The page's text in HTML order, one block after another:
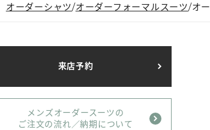
オーダーシャツ オーダーフォーマルスーツ オ
来店予約
メンズオーダースーツの
ご注文の流れ／納期について